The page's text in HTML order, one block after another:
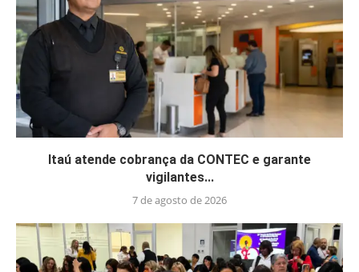
Itaú atende cobrança da CONTEC e garante
vigilantes...
7 de agosto de 2026